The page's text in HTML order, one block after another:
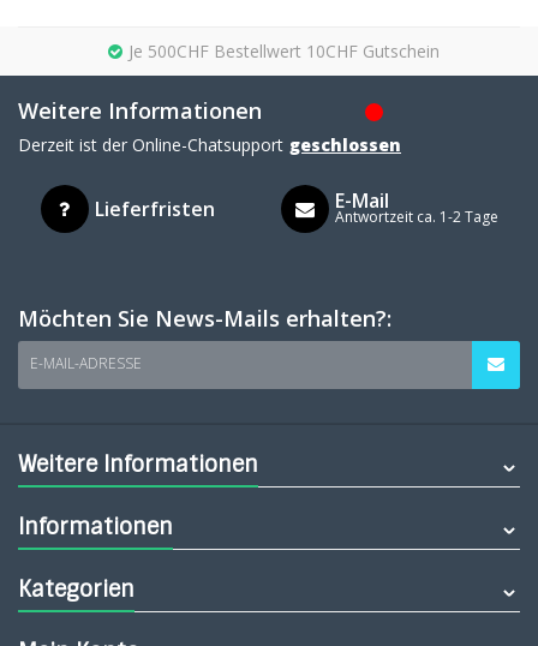
Je 500CHF Bestellwert 10CHF Gutschein
Weitere Informationen
Derzeit ist der Online-Chatsupport geschlossen
Lieferfristen E-Mail
Antwortzeit ca. 1-2 Tage
Möchten Sie News-Mails erhalten?:
E-MAIL-ADRESSE
Weitere Informationen
Informationen
Kategorien